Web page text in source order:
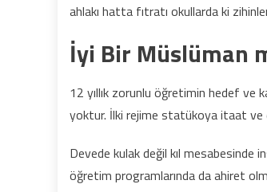
ahlakı hatta fıtratı okullarda ki
İyi Bir Müslüman
12 yıllık zorunlu öğretimin hedef ve
yoktur. İlki rejime statükoya itaat ve
Devede kulak değil kıl mesabesinde
öğretim programlarında da ahiret